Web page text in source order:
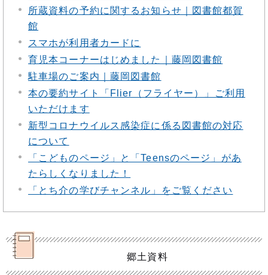
所蔵資料の予約に関するお知らせ｜図書館都賀
館
スマホが利用者カードに
育児本コーナーはじめました｜藤岡図書館
駐車場のご案内｜藤岡図書館
本の要約サイト「Flier（フライヤー）」ご利用
いただけます
新型コロナウイルス感染症に係る図書館の対応
について
「こどものページ」と「Teensのページ」があ
たらしくなりました！
「とち介の学びチャンネル」をご覧ください
郷土資料